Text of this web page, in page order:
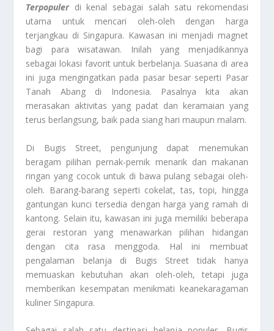
Terpopulerdi kenal sebagai salah satu rekomendasi
utama untuk mencari oleh-oleh dengan harga
terjangkau di Singapura. Kawasan ini menjadi magnet
bagi para wisatawan. Inilah yang menjadikannya
sebagai lokasi favorit untuk berbelanja. Suasana di area
ini juga mengingatkan pada pasar besar seperti Pasar
Tanah Abang di Indonesia. Pasalnya kita akan
merasakan aktivitas yang padat dan keramaian yang
terus berlangsung, baik pada siang hari maupun malam.
Di Bugis Street, pengunjung dapat menemukan
beragam pilihan pernak-pernik menarik dan makanan
ringan yang cocok untuk di bawa pulang sebagai oleh-
oleh. Barang-barang seperti cokelat, tas, topi, hingga
gantungan kunci tersedia dengan harga yang ramah di
kantong. Selain itu, kawasan ini juga memiliki beberapa
gerai restoran yang menawarkan pilihan hidangan
dengan cita rasa menggoda. Hal ini membuat
pengalaman belanja di Bugis Street tidak hanya
memuaskan kebutuhan akan oleh-oleh, tetapi juga
memberikan kesempatan menikmati keanekaragaman
kuliner Singapura.